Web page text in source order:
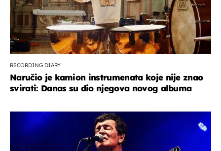
RECORDING DIARY
Naručio je kamion instrumenata koje nije znao
svirati: Danas su dio njegova novog albuma